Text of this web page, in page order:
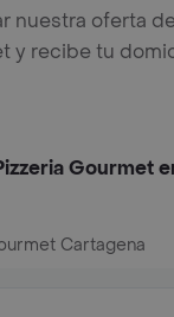
nuestra oferta
y recibe tu
Gourmet
Cartagena